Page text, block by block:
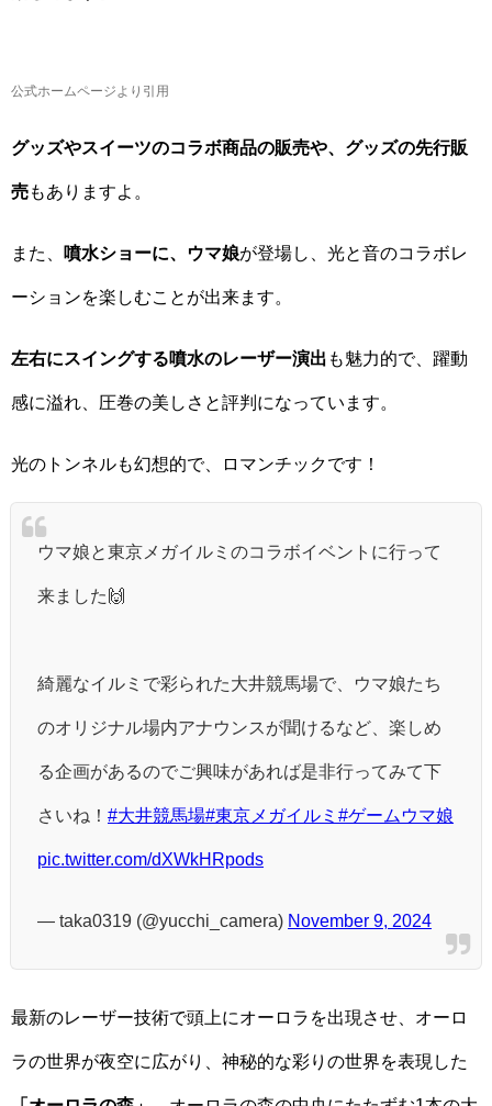
公式ホームページより引用
グッズやスイーツのコラボ商品の販売や、グッズの先行販
売もありますよ。
また、 噴水ショーに、ウマ娘が登場し、光と音のコラボレ
ーションを楽しむことが出来ます。
左右にスイングする噴水のレーザー演出 も魅力的で、躍動
感に溢れ、圧巻の美しさと評判になっています。
光のトンネルも幻想的で、ロマンチックです！
ウマ娘と東京メガイルミのコラボイベントに行って
来ました🙌
綺麗なイルミで彩られた大井競馬場で、ウマ娘たち
のオリジナル場内アナウンスが聞けるなど、楽しめ
る企画があるのでご興味があれば是非行ってみて下
さいね！ #大井競馬場#東京メガイルミ #ゲームウマ娘
pic.twitter.com/dXWkHRpods
— taka0319 (@yucchi_camera) November 9, 2024
最新のレーザー技術で頭上にオーロラを出現させ、オーロ
ラの世界が夜空に広がり、神秘的な彩りの世界を表現した